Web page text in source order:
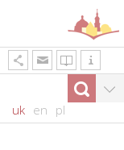
uk en pl